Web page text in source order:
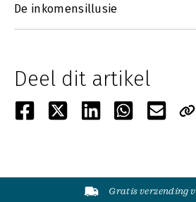
De inkomensillusie
Deel dit artikel
Gratis verzending